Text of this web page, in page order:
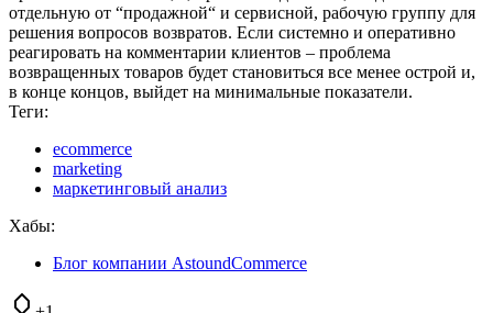
отдельную от “продажной“ и сервисной, рабочую группу для
решения вопросов возвратов. Если системно и оперативно
реагировать на комментарии клиентов – проблема
возвращенных товаров будет становиться все менее острой и,
в конце концов, выйдет на минимальные показатели.
Теги:
ecommerce
marketing
маркетинговый анализ
Хабы:
Блог компании AstoundCommerce